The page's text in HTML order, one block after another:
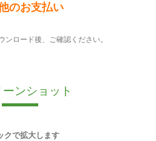
のお支払い
ロード後、ご確認ください。
ーンショット
クで拡大します